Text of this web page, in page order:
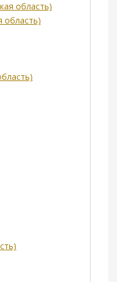
область)
область)